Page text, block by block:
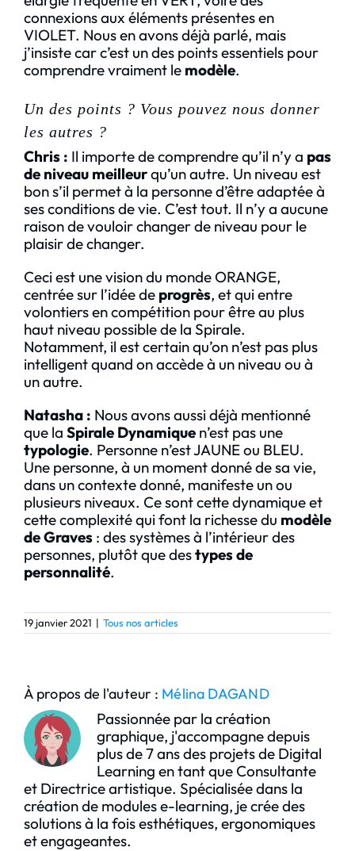
connexions aux éléments présentes en
VIOLET. Nous en avons déjà parlé, mais
j’insiste car c’est un des points essentiels pour
comprendre vraiment le modèle.
Un des points ? Vous pouvez nous donner
les autres ?
Chris : Il importe de comprendre qu’il n’y a pas
de niveau meilleurqu’un autre. Un niveau est
bon s’il permet à la personne d’être adaptée à
ses conditions de vie. C’est tout. Il n’y a aucune
raison de vouloir changer de niveau pour le
plaisir de changer.
Ceci est une vision du monde ORANGE,
centrée sur l’idée de progrès, et qui entre
volontiers en compétition pour être au plus
haut niveau possible de la Spirale.
Notamment, il est certain qu’on n’est pas plus
intelligent quand on accède à un niveau ou à
un autre.
Natasha : Nous avons aussi déjà mentionné
que la Spirale Dynamiquen’est pas une
typologie. Personne n’est JAUNE ou BLEU.
Une personne, à un moment donné de sa vie,
dans un contexte donné, manifeste un ou
plusieurs niveaux. Ce sont cette dynamique et
cette complexité qui font la richesse du modèle
de Graves: des systèmes à l’intérieur des
personnes, plutôt que destypes de
personnalité.
19 janvier 2021 | Tous nos articles
À propos de l'auteur : Mélina DAGAND
Passionnée par la création
graphique, j'accompagne depuis
plus de 7 ans des projets de Digital
Learning en tant que Consultante
et Directrice artistique. Spécialisée dans la
création de modules e-learning, je crée des
solutions à la fois esthétiques, ergonomiques
et engageantes.